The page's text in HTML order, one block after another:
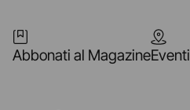
Abbonati al MagazineEventi